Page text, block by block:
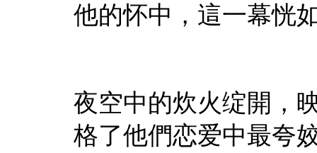
他的怀中，這一幕恍
夜空中的炊火绽開，
格了他們恋爱中最夸